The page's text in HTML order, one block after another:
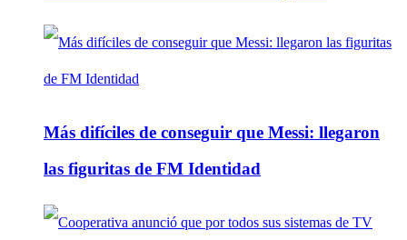
Más difíciles de conseguir que Messi: llegaron
las figuritas de FM Identidad